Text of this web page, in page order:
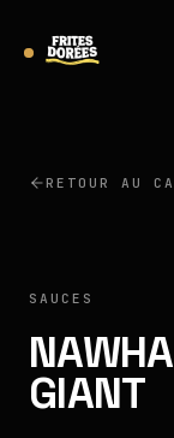
RETOUR AU
SAUCES
GIANT